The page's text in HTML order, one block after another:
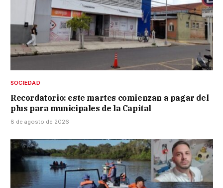
SOCIEDAD
Recordatorio: este martes comienzan a pagar del
plus para municipales de la Capital
8 de agosto de 2026